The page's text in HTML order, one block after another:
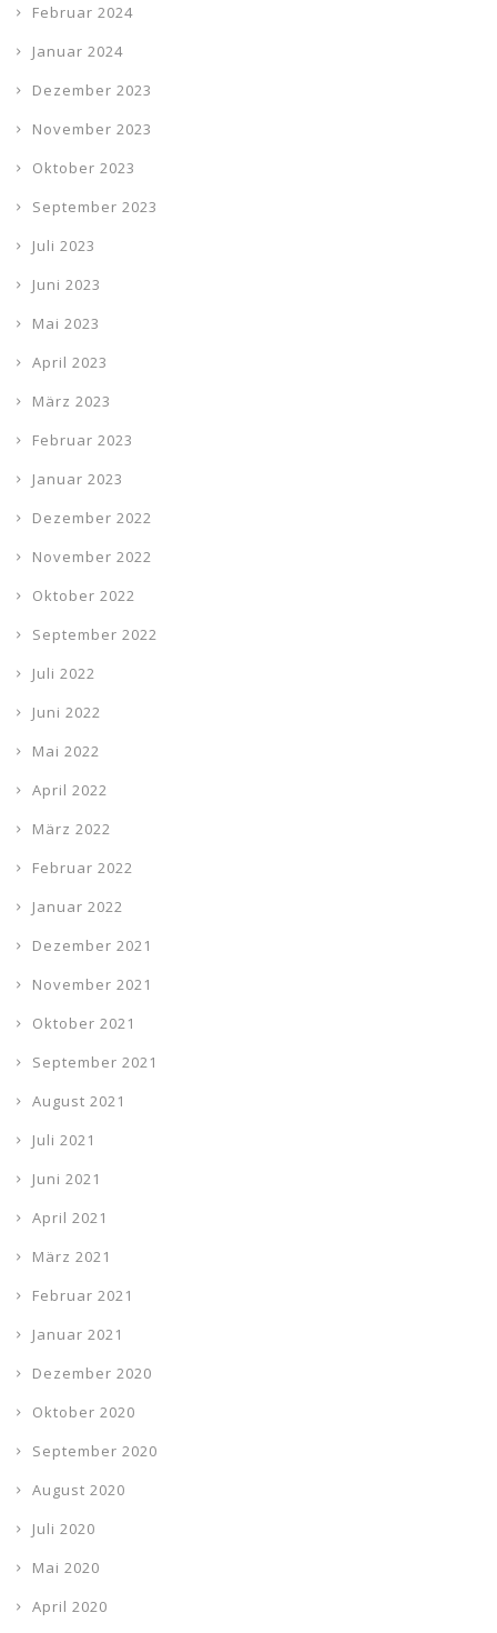
Februar 2024
Januar 2024
Dezember 2023
November 2023
Oktober 2023
September 2023
Juli 2023
Juni 2023
Mai 2023
April 2023
März 2023
Februar 2023
Januar 2023
Dezember 2022
November 2022
Oktober 2022
September 2022
Juli 2022
Juni 2022
Mai 2022
April 2022
März 2022
Februar 2022
Januar 2022
Dezember 2021
November 2021
Oktober 2021
September 2021
August 2021
Juli 2021
Juni 2021
April 2021
März 2021
Februar 2021
Januar 2021
Dezember 2020
Oktober 2020
September 2020
August 2020
Juli 2020
Mai 2020
April 2020